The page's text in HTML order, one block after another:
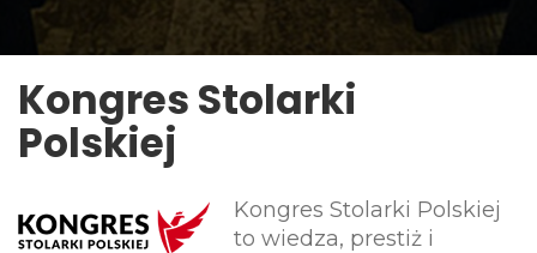
Kongres Stolarki
Polskiej
Kongres Stolarki Polskiej
to wiedza, prestiż i